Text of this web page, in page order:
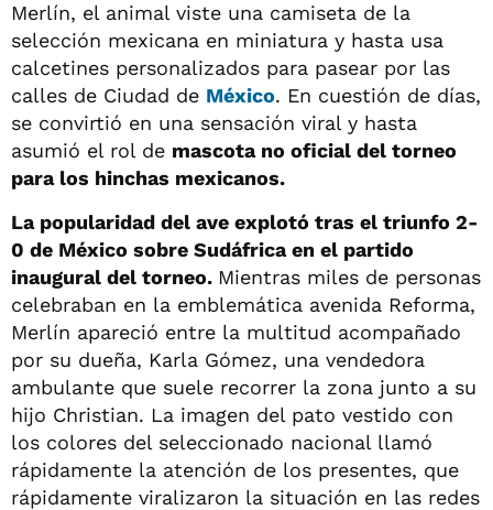
Merlín, el animal viste una camiseta de la
selección mexicana en miniatura y hasta usa
calcetines personalizados para pasear por las
calles de Ciudad de México. En cuestión de días,
se convirtió en una sensación viral y hasta
asumió el rol de mascota no oficial del torneo
para los hinchas mexicanos.
La popularidad del ave explotó tras el triunfo 2-
0 de México sobre Sudáfrica en el partido
inaugural del torneo. Mientras miles de personas
celebraban en la emblemática avenida Reforma,
Merlín apareció entre la multitud acompañado
por su dueña, Karla Gómez, una vendedora
ambulante que suele recorrer la zona junto a su
hijo Christian. La imagen del pato vestido con
los colores del seleccionado nacional llamó
rápidamente la atención de los presentes, que
rápidamente viralizaron la situación en las redes